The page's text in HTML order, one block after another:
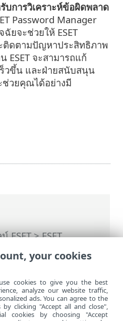
ESET>ESET
การทำงานกับ ESET
การตั้งค่า
การวิเคราะห์ข้อผิดพลาด
Password Manager
ยจะช่วยให้ ESET
ติดตามปัญหาประสิทธิภาพ
ESET จะสามารถแก้
วขึ้น และฝ่ายสนับสนุน
ช่วยคุณได้อย่างมี
your cookies
cookies to give you the best
analyze our website traffic,
ads. You can agree to the
clicking "Accept all and close",
cookies by choosing "Accept